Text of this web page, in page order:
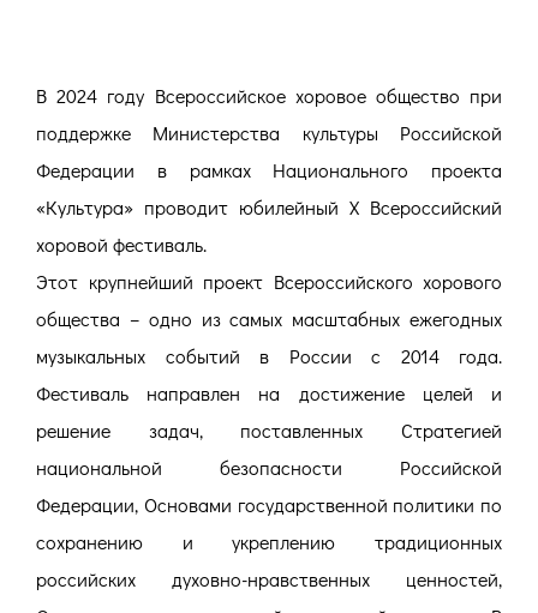
В 2024 году Всероссийское хоровое общество при
поддержке Министерства культуры Российской
Федерации в рамках Национального проекта
«Культура» проводит юбилейный X Всероссийский
хоровой фестиваль.
Этот крупнейший проект Всероссийского хорового
общества – одно из самых масштабных ежегодных
музыкальных событий в России с 2014 года.
Фестиваль направлен на достижение целей и
решение задач, поставленных Стратегией
национальной безопасности Российской
Федерации, Основами государственной политики по
сохранению и укреплению традиционных
российских духовно-нравственных ценностей,